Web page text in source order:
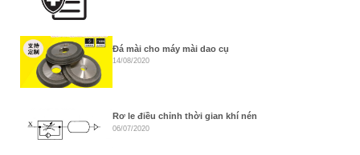
Đá mài cho máy mài dao cụ
14/08/2020
Rơ le điều chỉnh thời gian khí nén
06/07/2020